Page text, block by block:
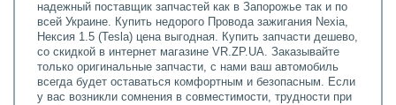
надежный поставщик запчастей как в Запорожье так и по
всей Украине. Купить недорого Провода зажигания Nexia,
Нексия 1.5 (Tesla) цена выгодная. Купить запчасти дешево,
со скидкой в интернет магазине VR.ZP.UA. Заказывайте
только оригинальные запчасти, с нами ваш автомобиль
всегда будет оставаться комфортным и безопасным. Если
у вас возникли сомнения в совместимости, трудности при